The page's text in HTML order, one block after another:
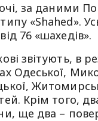
за даними
«Shahed».
76 «шахедів».
звітують, в
Одеської,
Крім того,
ще два –